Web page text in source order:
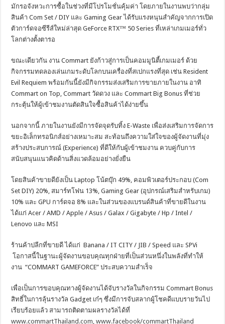
มักรอจังหวะการซื้อในช่วงที่มีโปรโมชั่นคุ้มค่า โดยภายในงานพบว่ากลุ่ม
สินค้า Com Set / DIY และ Gaming Gear ได้รับแรงหนุนสำคัญจากการเปิด
ตัวการ์ดจอซีรีส์ใหม่ล่าสุด GeForce RTX™ 50 Series ที่เหล่าเกมเมอร์ทั่ว
โลกต่างตั้งตารอ
ขณะเดียวกัน งาน Commart ยังก้าวสู่การเป็นคอมมูนิตี้เกมเมอร์ ด้วย
กิจกรรมทดลองเล่นเกมระดับโลกบนเครื่องที่สเปกแรงที่สุด เช่น Resident
Evil Requiem พร้อมกันนี้ยังมีกิจกรรมส่งเสริมการขายภายในงาน อาทิ
Commart on Top, Commart วัดดวง และ Commart Big Bonus ที่ช่วย
กระตุ้นให้ผู้เข้าชมงานตัดสินใจซื้อสินค้าได้ง่ายขึ้น
นอกจากนี้ ภายในงานยังมีการจัดจุดรับทิ้ง E-Waste เพื่อส่งเสริมการจัดการ
ขยะอิเล็กทรอนิกส์อย่างเหมาะสม สะท้อนถึงความใส่ใจของผู้จัดงานที่มุ่ง
สร้างประสบการณ์ (Experience) ที่ดีให้กับผู้เข้าชมงาน ควบคู่กับการ
สนับสนุนแนวคิดด้านสิ่งแวดล้อมอย่างยั่งยืน
โดยสินค้าขายดียังเป็น Laptop โน้ตบุ๊ก 49%, คอมพิวเตอร์ประกอบ (Com
Set DIY) 20%, สมาร์ทโฟน 13%, Gaming Gear (อุปกรณ์เสริมสำหรับเกม)
10% และ GPU การ์ดจอ 8% และในส่วนของแบรนด์สินค้าที่ขายดีในงาน
ได้แก่ Acer / AMD / Apple / Asus / Galax / Gigabyte / Hp / Intel /
Lenovo และ MSI
ร้านค้าปลีกที่ขายดี ได้แก่ Banana / IT CITY / JIB / Speed และ SPVi
โอกาสนี้ในฐานะผู้จัดงานขอบคุณทุกฝ่ายที่เป็นส่วนหนึ่งในพลังที่ทำให้
งาน “COMMART GAMEFORCE” ประสบความสำเร็จ
เพื่อเป็นการขอบคุณทางผู้จัดงานได้จับรางวัลในกิจกรรม Commart Bonus
สิทธิ์ในการลุ้นรางวัล Gadget เก๋ๆ ซึ่งมีการจับสลากผู้โชคดีแบบรายวันไป
เรียบร้อยแล้ว สามารถติดตามผลรางวัลได้ที่
www.commartThailand.com ,www.facebook/commartThailand